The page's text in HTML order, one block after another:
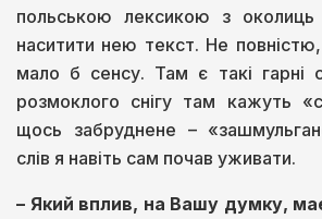
польською лексикою з
наситити нею текст. Не
мало б сенсу. Там є такі гарні
розмоклого снігу там кажуть
щось забруднене –
слів я навіть сам почав уживати.
– Який вплив, на Вашу думку,